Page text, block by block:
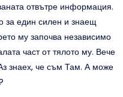
отвътре информация.
за един силен и знаещ
му започва независимо
част от тялото му. Вече
знаех, че съм Там. А може